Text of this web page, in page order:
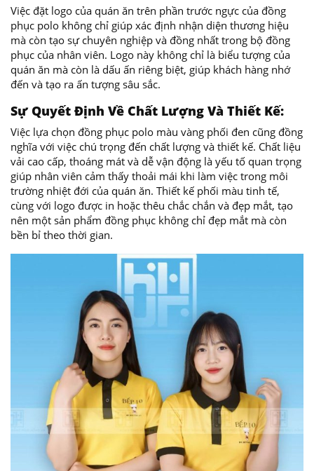
Việc đặt logo của quán ăn trên phần trước ngực của đồng
phục polo không chỉ giúp xác định nhận diện thương hiệu
mà còn tạo sự chuyên nghiệp và đồng nhất trong bộ đồng
phục của nhân viên. Logo này không chỉ là biểu tượng của
quán ăn mà còn là dấu ấn riêng biệt, giúp khách hàng nhớ
đến và tạo ra ấn tượng sâu sắc.
Sự Quyết Định Về Chất Lượng Và Thiết Kế:
Việc lựa chọn đồng phục polo màu vàng phối đen cũng đồng
nghĩa với việc chú trọng đến chất lượng và thiết kế. Chất liệu
vải cao cấp, thoáng mát và dễ vận động là yếu tố quan trọng
giúp nhân viên cảm thấy thoải mái khi làm việc trong môi
trường nhiệt đới của quán ăn. Thiết kế phối màu tinh tế,
cùng với logo được in hoặc thêu chắc chắn và đẹp mắt, tạo
nên một sản phẩm đồng phục không chỉ đẹp mắt mà còn
bền bỉ theo thời gian.